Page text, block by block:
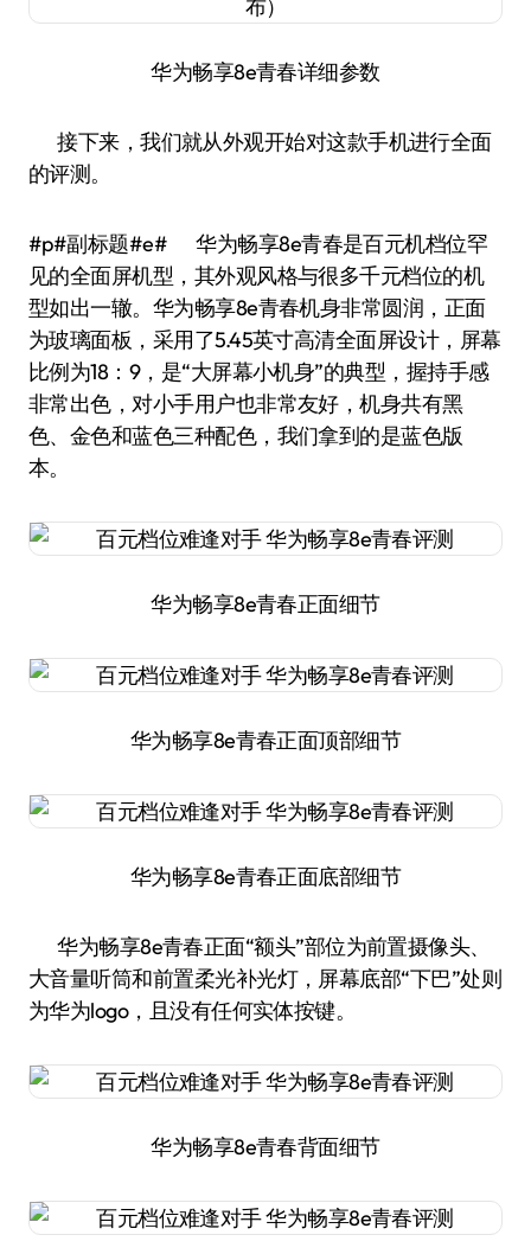
华为畅享8e青春详细参数
接下来，我们就从外观开始对这款手机进行全面
的评测。
#p#副标题#e# 华为畅享8e青春是百元机档位罕
见的全面屏机型，其外观风格与很多千元档位的机
型如出一辙。华为畅享8e青春机身非常圆润，正面
为玻璃面板，采用了5.45英寸高清全面屏设计，屏幕
比例为18：9，是“大屏幕小机身”的典型，握持手感
非常出色，对小手用户也非常友好，机身共有黑
色、金色和蓝色三种配色，我们拿到的是蓝色版
本。
华为畅享8e青春正面细节
华为畅享8e青春正面顶部细节
华为畅享8e青春正面底部细节
华为畅享8e青春正面“额头”部位为前置摄像头、
大音量听筒和前置柔光补光灯，屏幕底部“下巴”处则
为华为logo，且没有任何实体按键。
华为畅享8e青春背面细节